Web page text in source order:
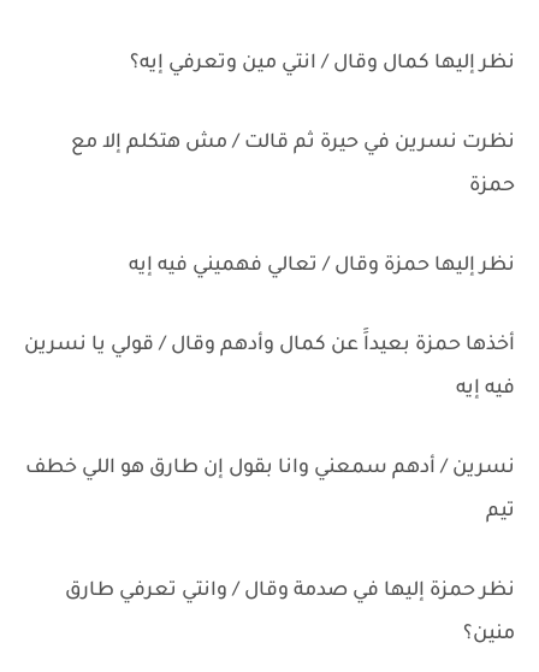
نظر إليها كمال وقال / انتي مين وتعرفي إيه؟
نظرت نسرين في حيرة ثم قالت / مش هتكلم إلا مع
حمزة
نظر إليها حمزة وقال / تعالي فهميني فيه إيه
أخذها حمزة بعيداََ عن كمال وأدهم وقال / قولي يا نسرين
فيه إيه
نسرين / أدهم سمعني وانا بقول إن طارق هو اللي خطف
تيم
نظر حمزة إليها في صدمة وقال / وانتي تعرفي طارق
منين؟